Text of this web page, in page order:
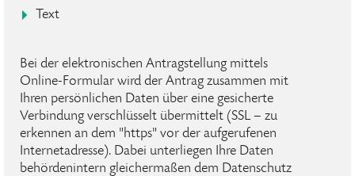
Text
Bei der elektronischen Antragstellung mittels
Online-Formular wird der Antrag zusammen mit
Ihren persönlichen Daten über eine gesicherte
Verbindung verschlüsselt übermittelt (SSL – zu
erkennen an dem "https" vor der aufgerufenen
Internetadresse). Dabei unterliegen Ihre Daten
behördenintern gleichermaßen dem Datenschutz